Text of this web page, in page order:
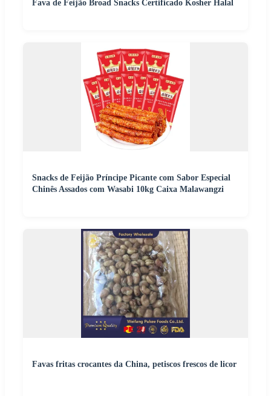
Fava de Feijão Broad Snacks Certificado Kosher Halal
Snacks de Feijão Príncipe Picante com Sabor Especial
Chinês Assados com Wasabi 10kg Caixa Malawangzi
Favas fritas crocantes da China, petiscos frescos de licor